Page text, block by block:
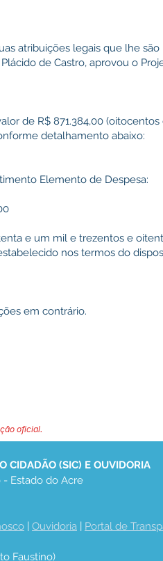
atribuições legais que lhe são
de Castro, aprovou o
de R$ 871.384,00 (oitocentos
detalhamento abaixo:
Elemento de Despesa:
e um mil e trezentos e
nos termos do
em contrário.
oficial.
CIDADÃO (SIC) E OUVIDORIA
- Estado do Acre
| Ouvidoria | Portal de
Faustino)